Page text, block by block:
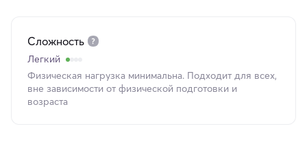
Сложность
Легкий
Физическая нагрузка минимальна. Подходит для всех,
вне зависимости от физической подготовки и
возраста